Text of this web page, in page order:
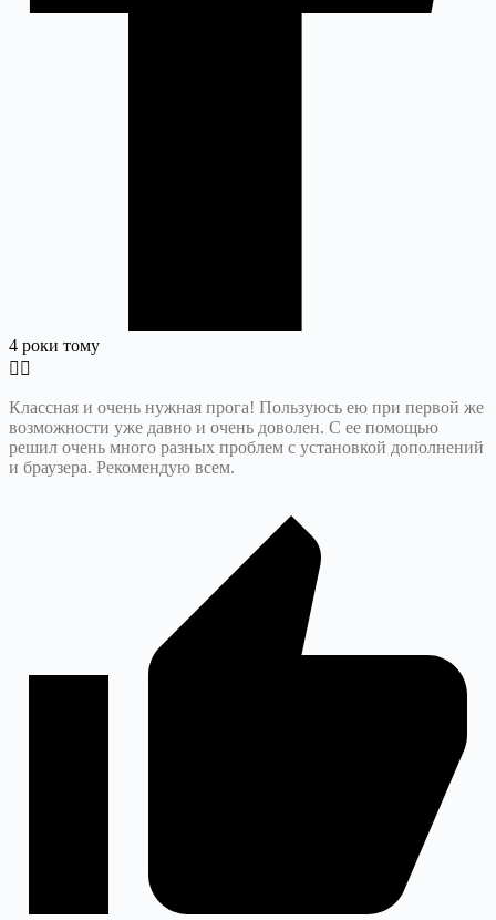
4 роки тому
Классная и очень нужная прога! Пользуюсь ею при первой же
возможности уже давно и очень доволен. С ее помощью
решил очень много разных проблем с установкой дополнений
и браузера. Рекомендую всем.